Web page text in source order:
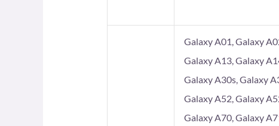
Galaxy A01, Galaxy
Galaxy A13, Galaxy
Galaxy A30s, Galaxy
Galaxy A52, Galaxy
Galaxy A70, Galaxy